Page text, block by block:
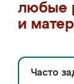
любые
и
Часто